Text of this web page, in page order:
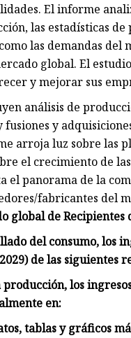
El informe
las estadísticas de
las demandas del
global. El
y mejorar sus
análisis de
y
arroja luz sobre las
el crecimiento de
el panorama de la
fabricantes del
global de Recipientes
del consumo, los
de las siguientes
los
en:
tablas y gráficos